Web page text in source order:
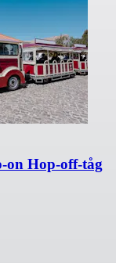
on Hop-off-tåg